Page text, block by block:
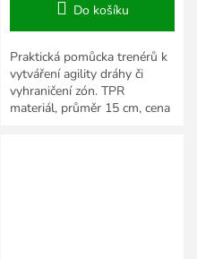
Do košíku
Praktická pomůcka trenérů k
vytváření agility dráhy či
vyhraničení zón. TPR
materiál, průměr 15 cm, cena